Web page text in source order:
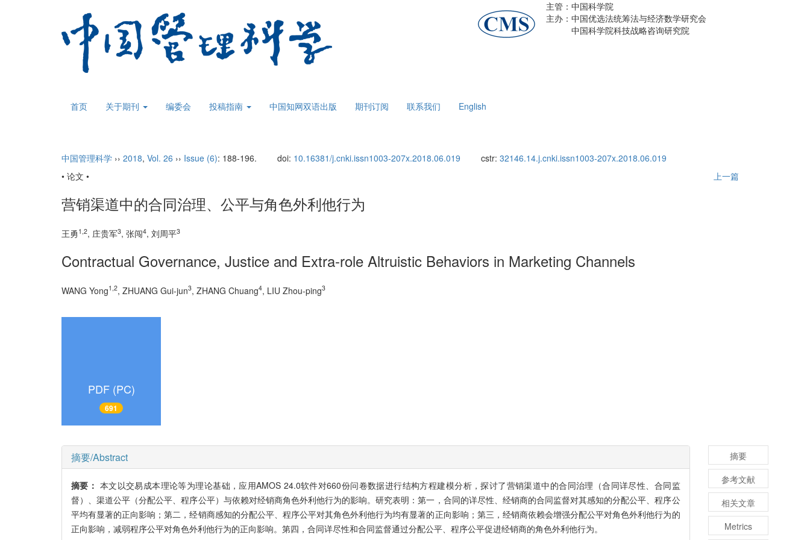
主管：中国科学院
主办：中国优选法统筹法与经济数学研究会
中国科学院科技战略咨询研究院
首页 关于期刊 编委会 投稿指南 中国知网双语出版 期刊订阅 联系我们 English
中国管理科学 ›› 2018, Vol. 26 ›› Issue (6): 188-196. doi: 10.16381/j.cnki.issn1003-207x.2018.06.019 cstr:32146.14.j.cnki.issn1003-207x.2018.06.019
• 论文 •
上一篇
营销渠道中的合同治理、公平与角色外利他行为
王勇1,2, 庄贵军3, 张闯4, 刘周平3
Contractual Governance, Justice and Extra-role Altruistic Behaviors in Marketing Channels
WANG Yong1,2, ZHUANG Gui-jun3, ZHANG Chuang4, LIU Zhou-ping3
PDF (PC)
691
摘要/Abstract
摘要： 本文以交易成本理论等为理论基础，应用AMOS 24.0软件对660份问卷数据进行结构方程建模分析，探讨了营销渠道中的合同治理（合同详尽性、合同监
督）、渠道公平（分配公平、程序公平）与依赖对经销商角色外利他行为的影响。研究表明：第一，合同的详尽性、经销商的合同监督对其感知的分配公平、程序公
平均有显著的正向影响；第二，经销商感知的分配公平、程序公平对其角色外利他行为均有显著的正向影响；第三，经销商依赖会增强分配公平对角色外利他行为的
正向影响，减弱程序公平对角色外利他行为的正向影响。第四，合同详尽性和合同监督通过分配公平、程序公平促进经销商的角色外利他行为。
摘要
参考文献
相关文章
Metrics